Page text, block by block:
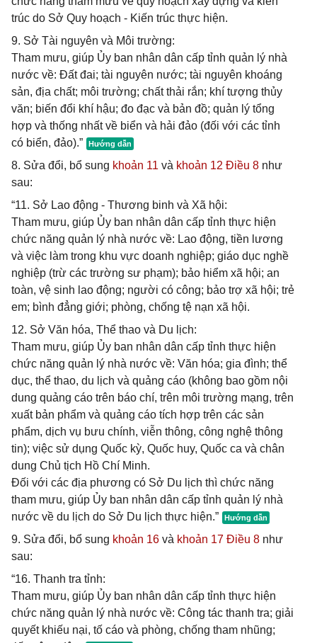
trúc do Sở Quy hoạch - Kiến trúc thực hiện.
9. Sở Tài nguyên và Môi trường:
Tham mưu, giúp Ủy ban nhân dân cấp tỉnh quản lý nhà
nước về: Đất đai; tài nguyên nước; tài nguyên khoáng
sản, địa chất; môi trường; chất thải rắn; khí tượng thủy
văn; biến đổi khí hậu; đo đạc và bản đồ; quản lý tổng
hợp và thống nhất về biển và hải đảo (đối với các tỉnh
có biển, đảo).”
8. Sửa đổi, bổ sung khoản 11 và khoản 12 Điều 8 như
sau:
“11. Sở Lao động - Thương binh và Xã hội:
Tham mưu, giúp Ủy ban nhân dân cấp tỉnh thực hiện
chức năng quản lý nhà nước về: Lao động, tiền lương
và việc làm trong khu vực doanh nghiệp; giáo dục nghề
nghiệp (trừ các trường sư phạm); bảo hiểm xã hội; an
toàn, vệ sinh lao động; người có công; bảo trợ xã hội; trẻ
em; bình đẳng giới; phòng, chống tệ nạn xã hội.
12. Sở Văn hóa, Thể thao và Du lịch:
Tham mưu, giúp Ủy ban nhân dân cấp tỉnh thực hiện
chức năng quản lý nhà nước về: Văn hóa; gia đình; thể
dục, thể thao, du lịch và quảng cáo (không bao gồm nội
dung quảng cáo trên báo chí, trên môi trường mạng, trên
xuất bản phẩm và quảng cáo tích hợp trên các sản
phẩm, dịch vụ bưu chính, viễn thông, công nghệ thông
tin); việc sử dụng Quốc kỳ, Quốc huy, Quốc ca và chân
dung Chủ tịch Hồ Chí Minh.
Đối với các địa phương có Sở Du lịch thì chức năng
tham mưu, giúp Ủy ban nhân dân cấp tỉnh quản lý nhà
nước về du lịch do Sở Du lịch thực hiện.”
9. Sửa đổi, bổ sung khoản 16 và khoản 17 Điều 8 như
sau:
“16. Thanh tra tỉnh:
Tham mưu, giúp Ủy ban nhân dân cấp tỉnh thực hiện
chức năng quản lý nhà nước về: Công tác thanh tra; giải
quyết khiếu nại, tố cáo và phòng, chống tham nhũng;